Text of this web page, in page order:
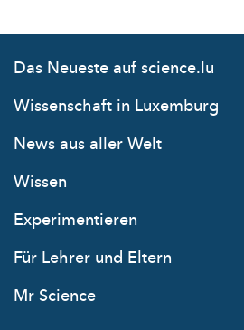
Das Neueste auf science.lu
Wissenschaft in Luxemburg
News aus aller Welt
Wissen
Experimentieren
Für Lehrer und Eltern
Mr Science